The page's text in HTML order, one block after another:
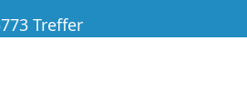
Treffer